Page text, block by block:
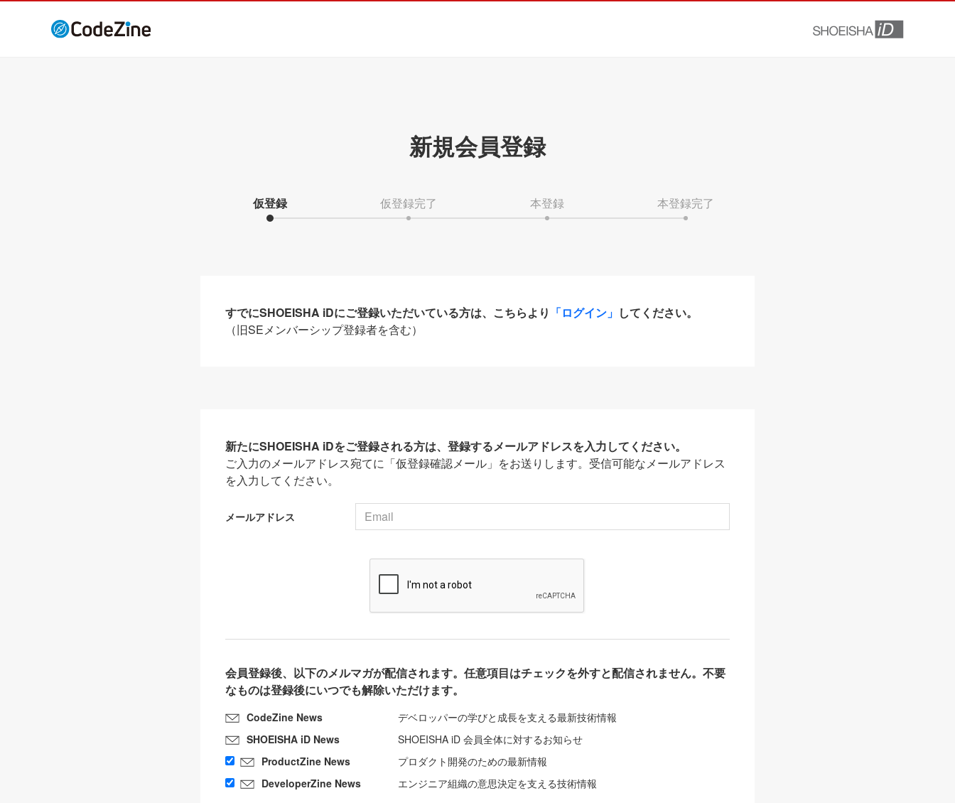
新規会員登録
仮登録 仮登録完了 本登録 本登録完了
すでにSHOEISHA iDにご登録いただいている方は、こちらより 「ログイン」 してください。
（旧SEメンバーシップ登録者を含む）
新たにSHOEISHA iDをご登録される方は、登録するメールアドレスを入力してください。
ご入力のメールアドレス宛てに「仮登録確認メール」をお送りします。受信可能なメールアドレス
を入力してください。
メールアドレス
会員登録後、以下のメルマガが配信されます。任意項目はチェックを外すと配信されません。不要
なものは登録後にいつでも解除いただけます。
CodeZine News
デベロッパーの学びと成長を支える最新技術情報
SHOEISHA iD News
SHOEISHA iD 会員全体に対するお知らせ
ProductZine News
プロダクト開発のための最新情報
DeveloperZine News
エンジニア組織の意思決定を支える技術情報